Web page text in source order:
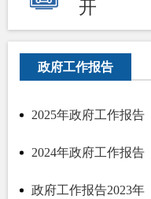
开
政府工作报告
2025年政府工作报告
2024年政府工作报告
政府工作报告2023年